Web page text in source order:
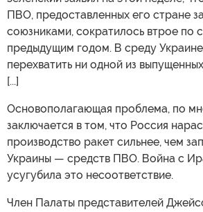
ПВО, предоставленных его стране
союзниками, сократилось втрое по
предыдущим годом. В среду
перехватить ни одной из
[...]
Основополагающая проблема, по
заключается в том, что Россия
производство ракет сильнее, чем
Украины — средств ПВО. Война с
усугубила это несоответствие.
Член Палаты представителей